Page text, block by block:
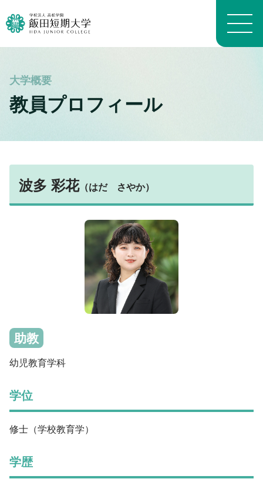
大学概要トップ
建学の精神
学科・専攻の教育目的
沿革
よくある質問 FAQ
いいたん基礎教育通信
学科案内トップ
生活科学学科介護福祉専攻
生活科学学科食物栄養専攻
基礎教養科目・ゼミナール
アクセスマップ
キャンパスマップ
卒業生インタビュー
キャンパスライフトップ
入学手続・納入金・授業料
図書館活用術
オープンキャンパス
公開講座トップ
地域連携センター
出張講座・出前講座・講師派遣
子育て支援・わいわいひろば
教員プロフィール
波多 彩花（はだ さやか）
助教
幼児教育学科
学位
修士（学校教育学）
学歴